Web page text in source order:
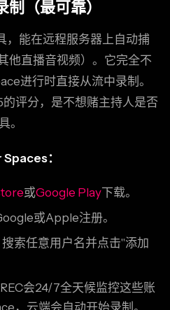
（最可靠）
，能在远程服务器上自动捕
他直播音视频）。它完全不
进行时直接从流中录制。
评分，是不想赌主持人是否
。
：
或Google Play下载。
或Apple注册。
索任意用户名并点击"添加
会24/7全天候监控这些账